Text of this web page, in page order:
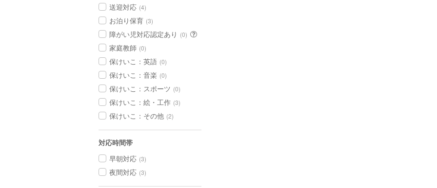
送迎対応 (4)
お泊り保育 (3)
障がい児対応認定あり (0)
家庭教師 (0)
保けいこ：英語 (0)
保けいこ：音楽 (0)
保けいこ：スポーツ (0)
保けいこ：絵・工作 (3)
保けいこ：その他 (2)
対応時間帯
早朝対応 (3)
夜間対応 (3)